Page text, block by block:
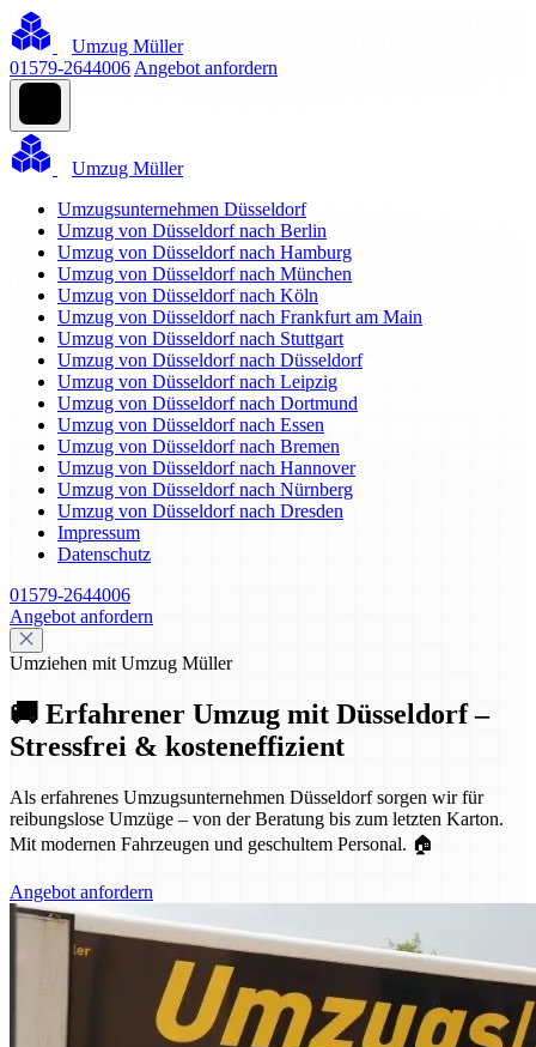
Umzug Müller
01579-2644006 Angebot anfordern
Umzug Müller
Umzugsunternehmen Düsseldorf
Umzug von Düsseldorf nach Berlin
Umzug von Düsseldorf nach Hamburg
Umzug von Düsseldorf nach München
Umzug von Düsseldorf nach Köln
Umzug von Düsseldorf nach Frankfurt am Main
Umzug von Düsseldorf nach Stuttgart
Umzug von Düsseldorf nach Düsseldorf
Umzug von Düsseldorf nach Leipzig
Umzug von Düsseldorf nach Dortmund
Umzug von Düsseldorf nach Essen
Umzug von Düsseldorf nach Bremen
Umzug von Düsseldorf nach Hannover
Umzug von Düsseldorf nach Nürnberg
Umzug von Düsseldorf nach Dresden
Impressum
Datenschutz
01579-2644006
Angebot anfordern
Umziehen mit Umzug Müller
🚚 Erfahrener Umzug mit Düsseldorf –
Stressfrei & kosteneffizient
Als erfahrenes Umzugsunternehmen Düsseldorf sorgen wir für
reibungslose Umzüge – von der Beratung bis zum letzten Karton.
Mit modernen Fahrzeugen und geschultem Personal. 🏠
Angebot anfordern